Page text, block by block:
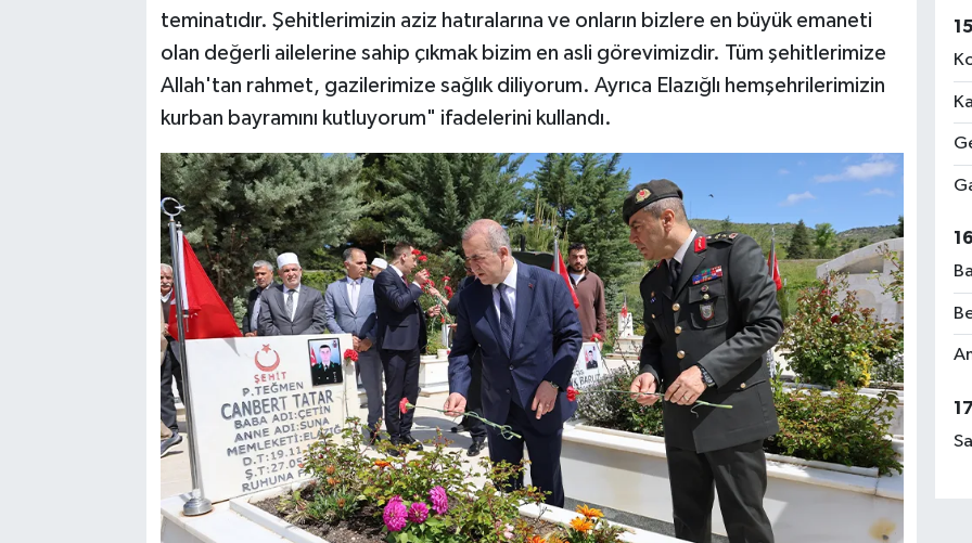
teminatıdır. Şehitlerimizin aziz hatıralarına ve onların bizlere en büyük emaneti
olan değerli ailelerine sahip çıkmak bizim en asli görevimizdir. Tüm şehitlerimize
Allah'tan rahmet, gazilerimize sağlık diliyorum. Ayrıca Elazığlı hemşehrilerimizin
kurban bayramını kutluyorum" ifadelerini kullandı.